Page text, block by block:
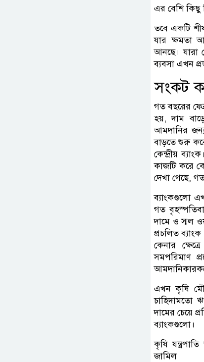
এর বেশি কিছু
তবে একটি
যার ক্ষমতা
আনছে। যারা
ব্যবসা এখন
সংকট
গত বছরের
হয়, দাম
আমদানির
বাড়তে শুরু
কেন্দ্রীয়
কাজটি করে
দেখা গেছে,
ব্যাংকগুলো
গত
দামে ও স্মল
প্রচলিত
কেনার
সমপরিমাণ
এখন কৃষি
চাহিদামতো
দামের চেয়ে
ব্যাংকগুলো।
কৃষি
জামিল